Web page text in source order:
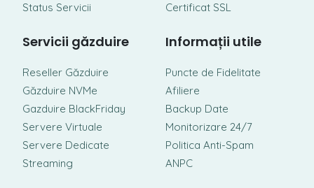
Status Servicii
Certificat SSL
Servicii găzduire
Reseller Găzduire
Găzduire NVMe
Gazduire BlackFriday
Servere Virtuale
Servere Dedicate
Streaming
Informații utile
Puncte de Fidelitate
Afiliere
Backup Date
Monitorizare 24/7
Politica Anti-Spam
ANPC